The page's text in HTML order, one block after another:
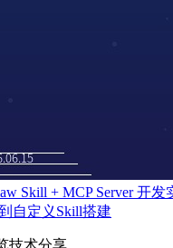
Skill + MCP Server 开
自定义Skill搭建
技术分享